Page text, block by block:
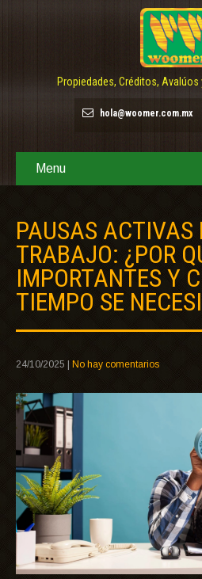
Propiedades, Créditos, Avalúos
hola@woomer.com.mx
Menu
PAUSAS ACTIVAS
TRABAJO: ¿POR
IMPORTANTES Y
TIEMPO SE
24/10/2025 No hay comentarios